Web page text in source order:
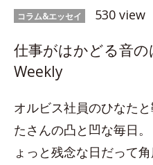
コラム&エッセイ 530 view
仕事がはかどる音
Weekly
オルビス社員のひなた
たさんの凸と凹な毎日
ょっと残念な日だって